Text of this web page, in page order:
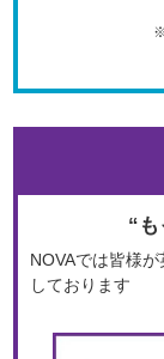
“
NOVAでは皆様
しております